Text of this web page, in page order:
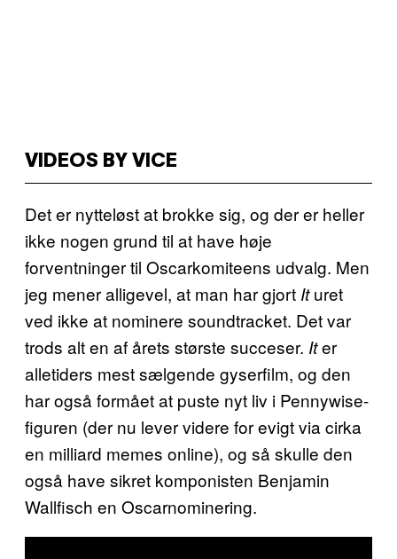
VIDEOS BY VICE
Det er nytteløst at brokke sig, og der er heller
ikke nogen grund til at have høje
forventninger til Oscarkomiteens udvalg. Men
jeg mener alligevel, at man har gjort Ituret
ved ikke at nominere soundtracket. Det var
trods alt en af årets største succeser. Iter
alletiders mest sælgende gyserfilm, og den
har også formået at puste nyt liv i Pennywise-
figuren (der nu lever videre for evigt via cirka
en milliard memes online), og så skulle den
også have sikret komponisten Benjamin
Wallfisch en Oscarnominering.